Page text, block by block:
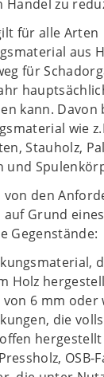
zu
für alle Arten
aus
für
kann.
wie
Stauholz,
und
von den
Grund
Gegenstände:
Holz
von 6 mm oder
die
OSB-